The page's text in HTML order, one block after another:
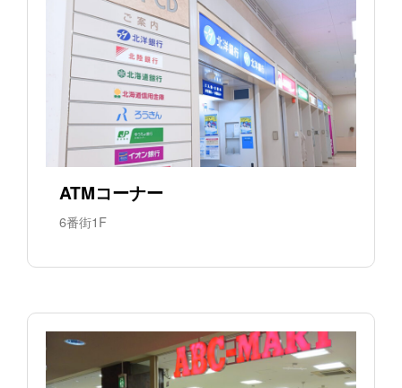
ATMコーナー
6番街1F